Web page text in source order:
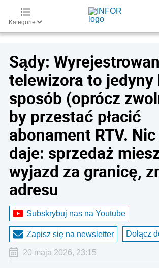
Kategorie
Sądy:
telewizora to jedyny
sposób (oprócz
by przestać płacić
abonament RTV.
daje: sprzedaż
wyjazd za granicę,
adresu
Subskrybuj nas na Youtube
Zapisz się na newsletter Dołącz
20 maja 2026, 23:15